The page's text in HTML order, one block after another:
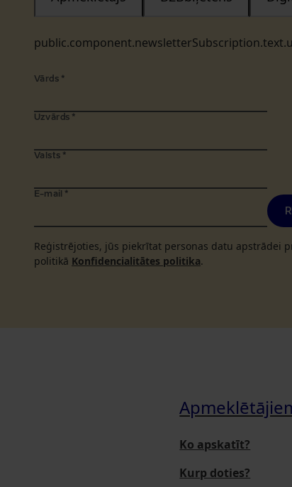
Vārds *
Uzvārds *
Valsts *
E-mail *
Reģistrējoties, jūs piekrītat personas datu apstrādei
politikā Konfidencialitātes politika.
Ko apskatīt?
Kurp doties?